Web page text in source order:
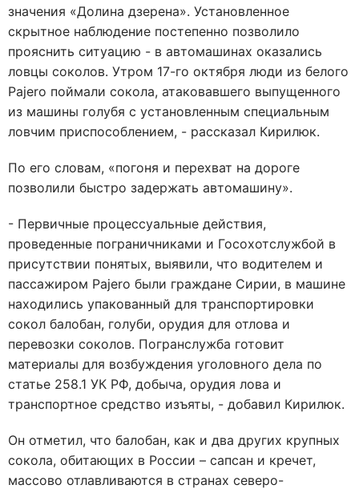
значения «Долина дзерена». Установленное
скрытное наблюдение постепенно позволило
прояснить ситуацию - в автомашинах оказались
ловцы соколов. Утром 17-го октября люди из белого
Pajero поймали сокола, атаковавшего выпущенного
из машины голубя с установленным специальным
ловчим приспособлением, - рассказал Кирилюк.
По его словам, «погоня и перехват на дороге
позволили быстро задержать автомашину».
- Первичные процессуальные действия,
проведенные пограничниками и Госохотслужбой в
присутствии понятых, выявили, что водителем и
пассажиром Pajero были граждане Сирии, в машине
находились упакованный для транспортировки
сокол балобан, голуби, орудия для отлова и
перевозки соколов. Погранслужба готовит
материалы для возбуждения уголовного дела по
статье 258.1 УК РФ, добыча, орудия лова и
транспортное средство изъяты, - добавил Кирилюк.
Он отметил, что балобан, как и два других крупных
сокола, обитающих в России – сапсан и кречет,
массово отлавливаются в странах северо-